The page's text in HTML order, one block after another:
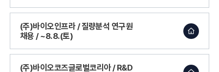
(주)바이오인프라 / 질량분석 연구원
채용 / ~8.8.(토)
(주)바이오코즈글로벌코리아 / R&D